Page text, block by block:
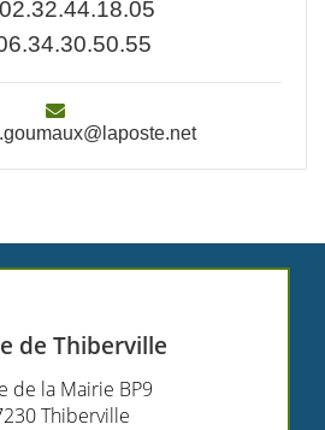
02.32.44.18.05
de Thiberville
de la Mairie BP9
Thiberville